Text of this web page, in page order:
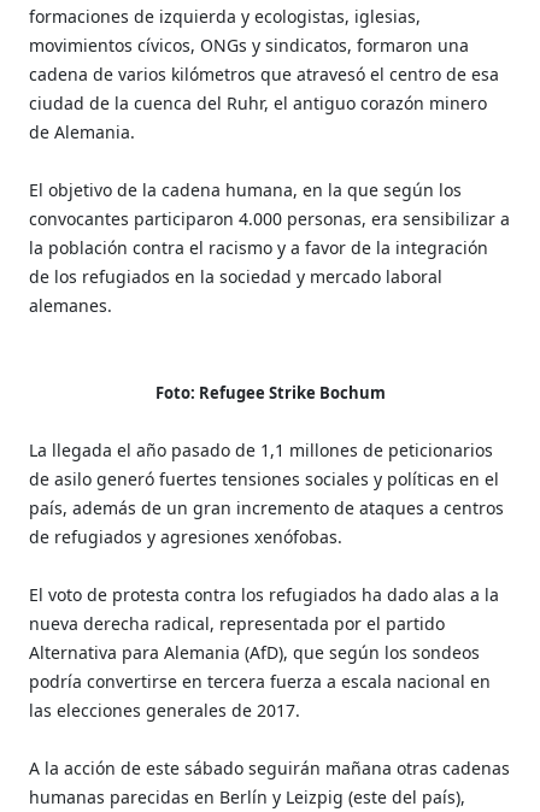
formaciones de izquierda y ecologistas, iglesias,
movimientos cívicos, ONGs y sindicatos, formaron una
cadena de varios kilómetros que atravesó el centro de esa
ciudad de la cuenca del Ruhr, el antiguo corazón minero
de Alemania.
El objetivo de la cadena humana, en la que según los
convocantes participaron 4.000 personas, era sensibilizar a
la población contra el racismo y a favor de la integración
de los refugiados en la sociedad y mercado laboral
alemanes.
Foto: Refugee Strike Bochum
La llegada el año pasado de 1,1 millones de peticionarios
de asilo generó fuertes tensiones sociales y políticas en el
país, además de un gran incremento de ataques a centros
de refugiados y agresiones xenófobas.
El voto de protesta contra los refugiados ha dado alas a la
nueva derecha radical, representada por el partido
Alternativa para Alemania (AfD), que según los sondeos
podría convertirse en tercera fuerza a escala nacional en
las elecciones generales de 2017.
A la acción de este sábado seguirán mañana otras cadenas
humanas parecidas en Berlín y Leizpig (este del país),